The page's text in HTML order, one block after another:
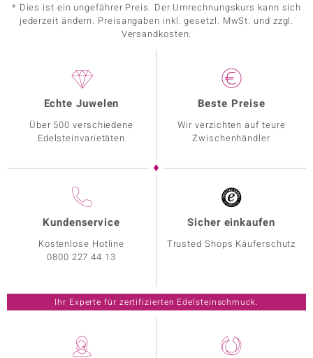
* Dies ist ein ungefährer Preis. Der Umrechnungskurs kann sich
jederzeit ändern. Preisangaben inkl. gesetzl. MwSt. und zzgl.
Versandkosten.
Echte Juwelen
Über 500 verschiedene
Edelsteinvarietäten
Beste Preise
Wir verzichten auf teure
Zwischenhändler
Kundenservice
Kostenlose Hotline
0800 227 44 13
Sicher einkaufen
Trusted Shops Käuferschutz
Ihr Experte für zertifizierten Edelsteinschmuck.